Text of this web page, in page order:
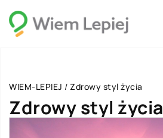
WIEM-LEPIEJ / Zdrowy styl życia
Zdrowy styl życia